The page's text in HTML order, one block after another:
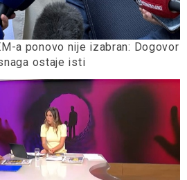
a ponovo nije izabran: Dogovor
ostaje isti